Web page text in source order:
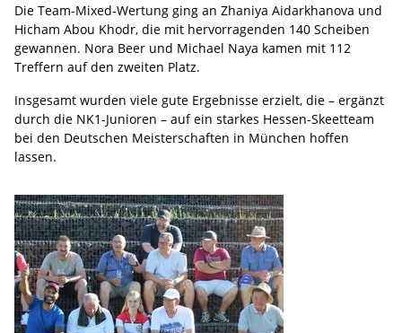
Die Team-Mixed-Wertung ging an Zhaniya Aidarkhanova und
Hicham Abou Khodr, die mit hervorragenden 140 Scheiben
gewannen. Nora Beer und Michael Naya kamen mit 112
Treffern auf den zweiten Platz.
Insgesamt wurden viele gute Ergebnisse erzielt, die – ergänzt
durch die NK1-Junioren – auf ein starkes Hessen-Skeetteam
bei den Deutschen Meisterschaften in München hoffen
lassen.